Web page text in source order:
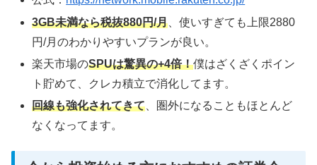
3GB未満なら税抜880円/月 、使いすぎても上限2880
円/月のわかりやすいプランが良い。
楽天市場のSPUは驚異の+4倍！僕はざくざくポイン
ト貯めて、クレカ積立で消化してます。
回線も強化されてきて 、圏外になることもほとんど
なくなってます。